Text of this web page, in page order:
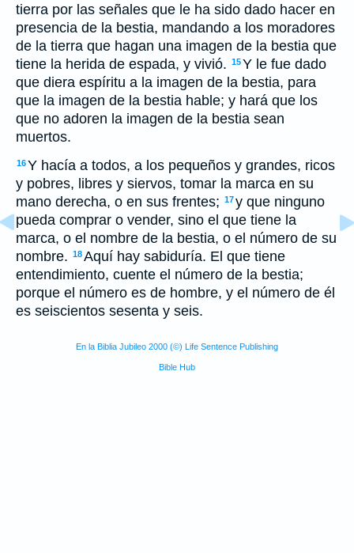
tierra por las señales que le ha sido dado hacer en
presencia de la bestia, mandando a los moradores
de la tierra que hagan una imagen de la bestia que
tiene la herida de espada, y vivió. 15Y le fue dado
que diera espíritu a la imagen de la bestia, para
que la imagen de la bestia hable; y hará que los
que no adoren la imagen de la bestia sean
muertos.
16Y hacía a todos, a los pequeños y grandes, ricos
y pobres, libres y siervos, tomar la marca en su
mano derecha, o en sus frentes; 17y que ninguno
pueda comprar o vender, sino el que tiene la
marca, o el nombre de la bestia, o el número de su
nombre. 18Aquí hay sabiduría. El que tiene
entendimiento, cuente el número de la bestia;
porque el número es de hombre, y el número de él
es seiscientos sesenta y seis.
En la Biblia Jubileo 2000 (©) Life Sentence Publishing
Bible Hub